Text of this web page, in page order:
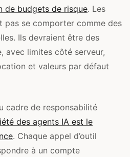
de budgets de risque. Les
pas se comporter comme des
Ils devraient être des
avec limites côté serveur,
et valeurs par défaut
cadre de responsabilité
des agents IA est le
. Chaque appel d’outil
à un compte